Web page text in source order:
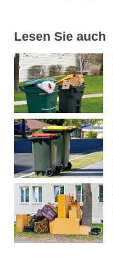
Lesen Sie auch